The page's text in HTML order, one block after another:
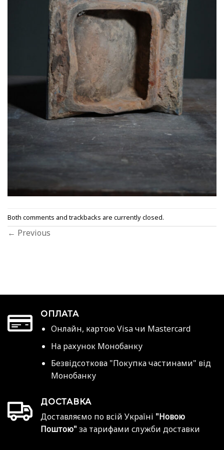
Both comments and trackbacks are currently closed.
← Previous
ОПЛАТА
Онлайн, картою Visa чи Mastercard
На рахунок Монобанку
Безвідсоткова "Покупка частинами" від
Монобанку
ДОСТАВКА
Доставляємо по всій Україні "Новою
Поштою" за тарифами служби доставки